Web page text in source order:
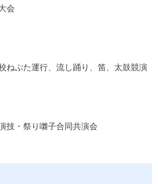
会
ねぷた運行、流し踊り、笛、太鼓競演
技・祭り囃子合同共演会